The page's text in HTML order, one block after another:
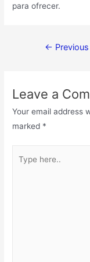
para ofrecer.
←
Leave a
Your email address
marked *